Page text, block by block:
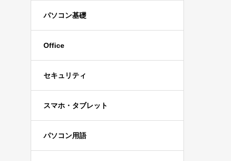
パソコン基礎
Office
セキュリティ
スマホ・タブレット
パソコン用語